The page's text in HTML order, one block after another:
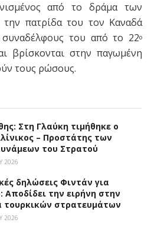
από το δράμα των
πατρίδα του τον Καναδά
συναδέλφους του από το 22ο
βρίσκονται στην παγωμένη
τους ρώσους.
Στη Γλαύκη τιμήθηκε ο
– Προστάτης των
του Στρατού
2026
δηλώσεις Φιντάν για
Αποδίδει την ειρήνη στην
τουρκικών στρατευμάτων
2026